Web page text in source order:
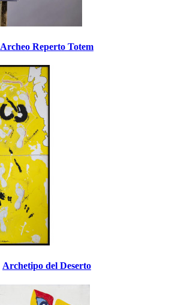
Archeo Reperto Totem
Archetipo del Deserto